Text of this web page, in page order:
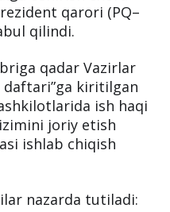
2023-yilda
qarori (PQ–
qilindi.
qadar Vazirlar
kiritilgan
ish haqi
ishlab chiqish